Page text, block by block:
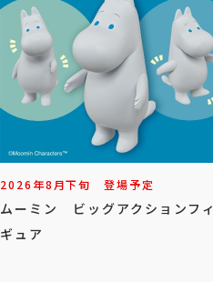
2026年8月下旬 登場予定
ムーミン ビッグアクションフィ
ギュア